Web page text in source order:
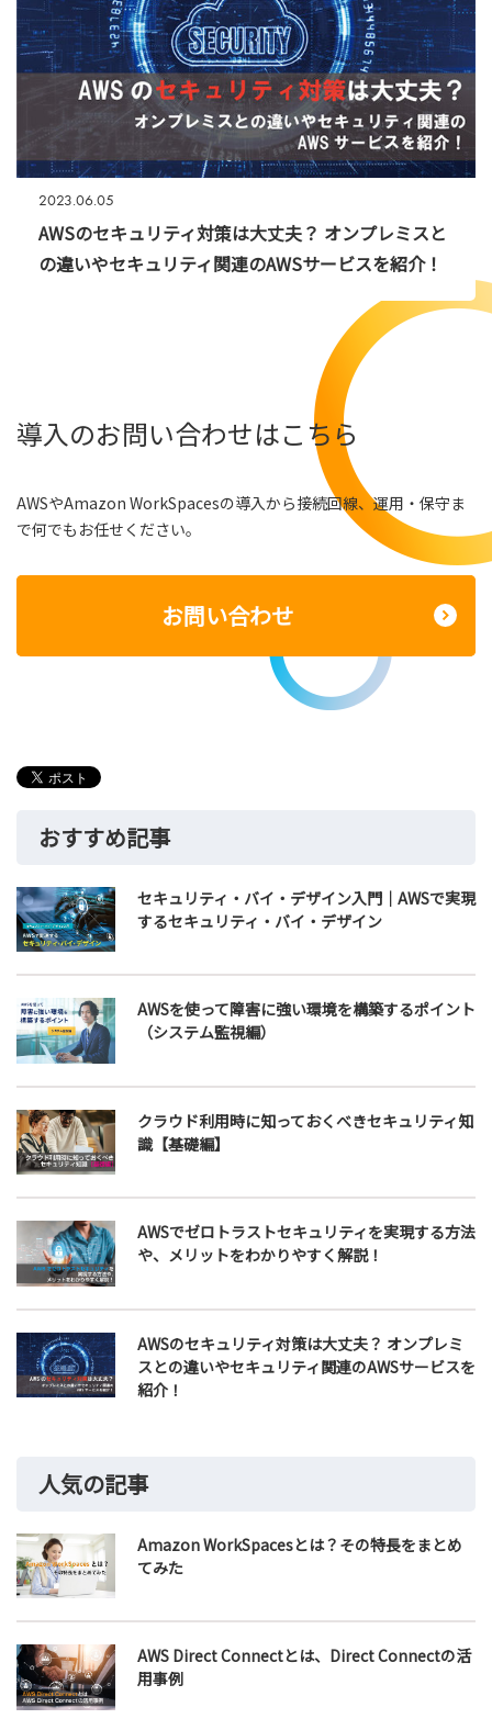
2023.06.05
AWSのセキュリティ対策は大丈夫？ オンプレミスと
の違いやセキュリティ関連のAWSサービスを紹介！
導入のお問い合わせはこちら
AWSやAmazon WorkSpacesの導入から接続回線、運用・保守ま
で何でもお任せください。
お問い合わせ
おすすめ記事
セキュリティ・バイ・デザイン入門｜AWSで実現
するセキュリティ・バイ・デザイン
AWSを使って障害に強い環境を構築するポイント
（システム監視編）
クラウド利用時に知っておくべきセキュリティ知
識【基礎編】
AWSでゼロトラストセキュリティを実現する方法
や、メリットをわかりやすく解説！
AWSのセキュリティ対策は大丈夫？ オンプレミ
スとの違いやセキュリティ関連のAWSサービスを
紹介！
人気の記事
Amazon WorkSpacesとは？その特長をまとめ
てみた
AWS Direct Connectとは、Direct Connectの活
用事例